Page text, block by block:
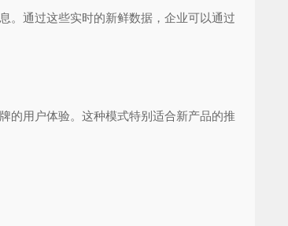
通过这些实时的新鲜数据，企业可以通过
用户体验。这种模式特别适合新产品的推